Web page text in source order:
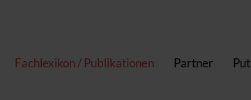
Fachlexikon / Publikationen Partner